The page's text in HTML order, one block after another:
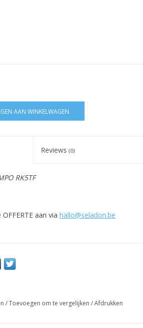
AAN WINKELWAGEN
Reviews (0)
RK5TF
aan via hallo@seladon.be
25cm
/Toevoegen om te vergelijken /Afdrukken